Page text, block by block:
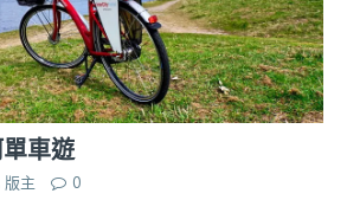
車遊
版主 0